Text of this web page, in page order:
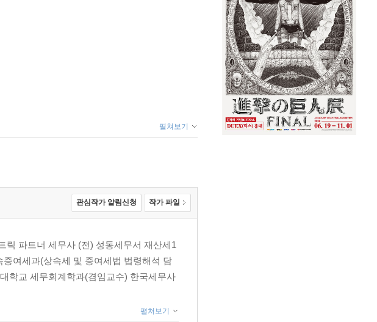
펼쳐보기
관심작가 알림신청 작가 파일
릭 파트너 세무사 (전) 성동세무서 재산세1
여세과(상속세 및 증여세법 법령해석 담
학교 세무회계학과(겸임교수) 한국세무사
펼쳐보기